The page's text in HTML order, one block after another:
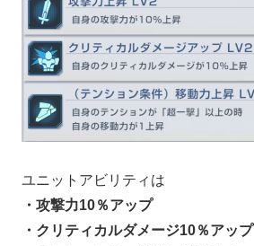
ユニットアビリティは
・攻撃力10％アップ
・クリティカルダメージ10％アップ